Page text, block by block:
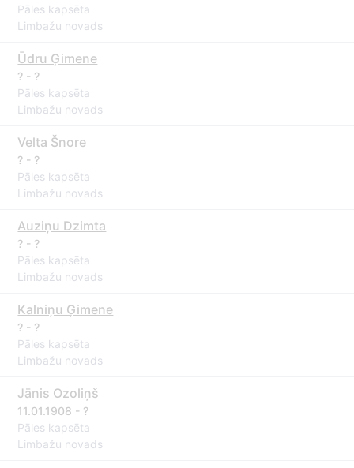
Pāles kapsēta
Limbažu novads
Ūdru Ģimene
? - ?
Pāles kapsēta
Limbažu novads
Velta Šnore
? - ?
Pāles kapsēta
Limbažu novads
Auziņu Dzimta
? - ?
Pāles kapsēta
Limbažu novads
Kalniņu Ģimene
? - ?
Pāles kapsēta
Limbažu novads
Jānis Ozoliņš
11.01.1908 - ?
Pāles kapsēta
Limbažu novads